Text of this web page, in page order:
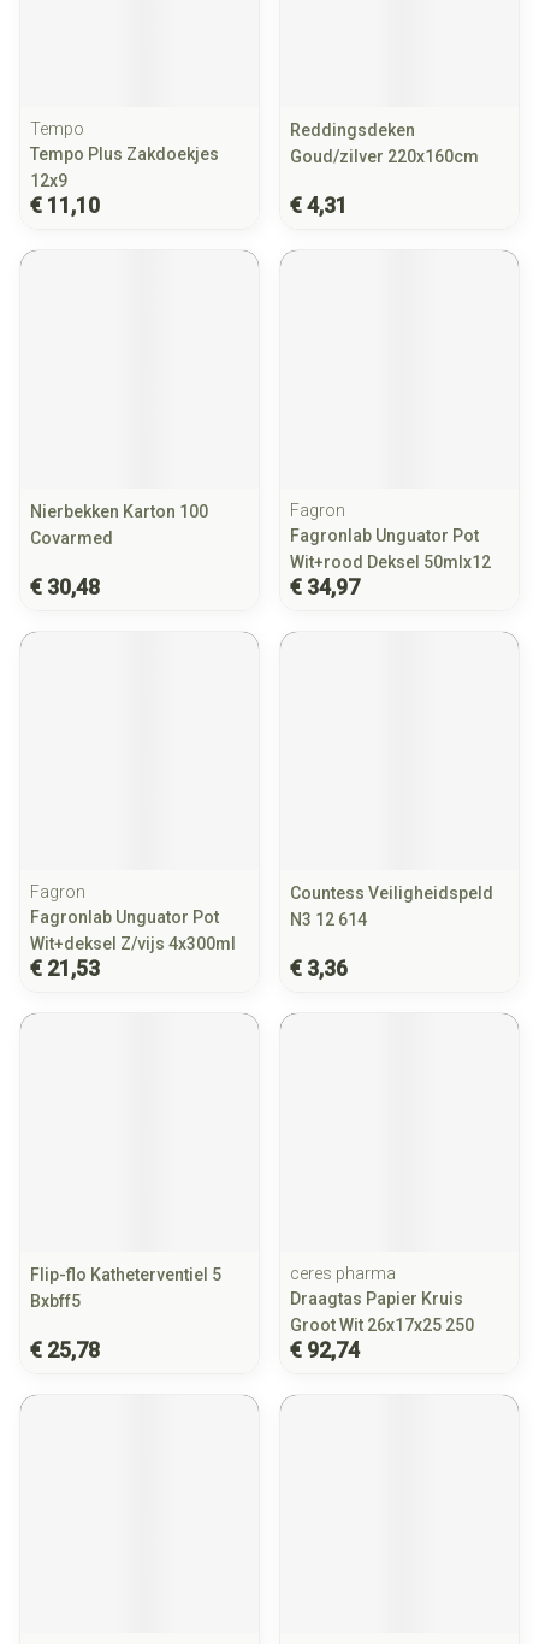
Tempo
Tempo Plus Zakdoekjes
12x9
€ 11,10
Reddingsdeken
Goud/zilver 220x160cm
€ 4,31
Nierbekken Karton 100
Covarmed
€ 30,48
Fagron
Fagronlab Unguator Pot
Wit+rood Deksel 50mlx12
€ 34,97
Fagron
Fagronlab Unguator Pot
Wit+deksel Z/vijs 4x300ml
€ 21,53
Countess Veiligheidspeld
N3 12 614
€ 3,36
Flip-flo Katheterventiel 5
Bxbff5
€ 25,78
ceres pharma
Draagtas Papier Kruis
Groot Wit 26x17x25 250
€ 92,74